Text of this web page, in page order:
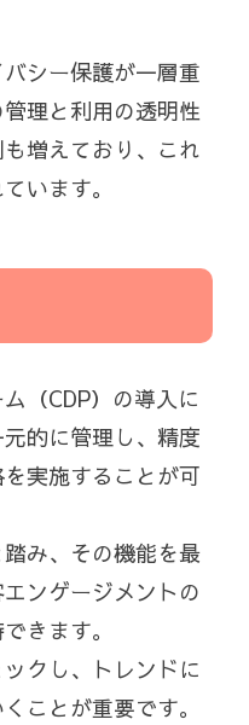
シー保護が一層重
理と利用の透明性
増えており、これ
います。
（CDP）の導入に
的に管理し、精度
実施することが可
み、その機能を最
ンゲージメントの
きます。
クし、トレンドに
ことが重要です。